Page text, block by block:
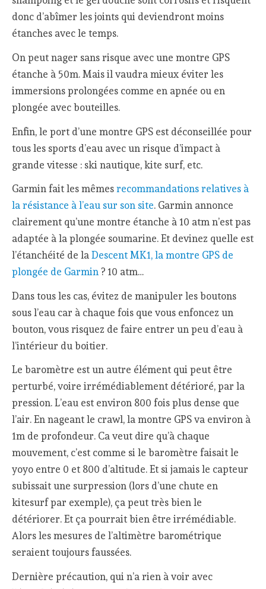
donc d’abîmer les joints qui deviendront moins
étanches avec le temps.
On peut nager sans risque avec une montre GPS
étanche à 50m. Mais il vaudra mieux éviter les
immersions prolongées comme en apnée ou en
plongée avec bouteilles.
Enfin, le port d’une montre GPS est déconseillée pour
tous les sports d’eau avec un risque d’impact à
grande vitesse : ski nautique, kite surf, etc.
Garmin fait les mêmesrecommandations relatives à
la résistance à l’eau sur son site. Garmin annonce
clairement qu’une montre étanche à 10 atm n’est pas
adaptée à la plongée soumarine. Et devinez quelle est
l’étanchéité de laDescent MK1, la montre GPS de
plongée de Garmin ? 10 atm…
Dans tous les cas, évitez de manipuler les boutons
sous l’eau car à chaque fois que vous enfoncez un
bouton, vous risquez de faire entrer un peu d’eau à
l’intérieur du boitier.
Le baromètre est un autre élément qui peut être
perturbé, voire irrémédiablement détérioré, par la
pression. L’eau est environ 800 fois plus dense que
l’air. En nageant le crawl, la montre GPS va environ à
1m de profondeur. Ca veut dire qu’à chaque
mouvement, c’est comme si le baromètre faisait le
yoyo entre 0 et 800 d’altitude. Et si jamais le capteur
subissait une surpression (lors d’une chute en
kitesurf par exemple), ça peut très bien le
détériorer. Et ça pourrait bien être irrémédiable.
Alors les mesures de l’altimètre barométrique
seraient toujours faussées.
Dernière précaution, qui n’a rien à voir avec